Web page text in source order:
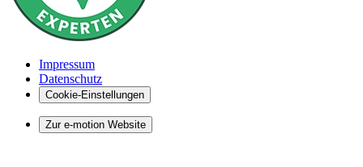
Impressum
Datenschutz
Cookie-Einstellungen
Zur e-motion Website